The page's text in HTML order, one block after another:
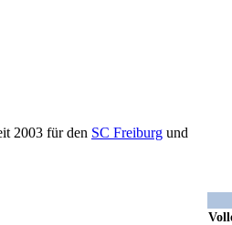
2003 für den SC Freiburg und